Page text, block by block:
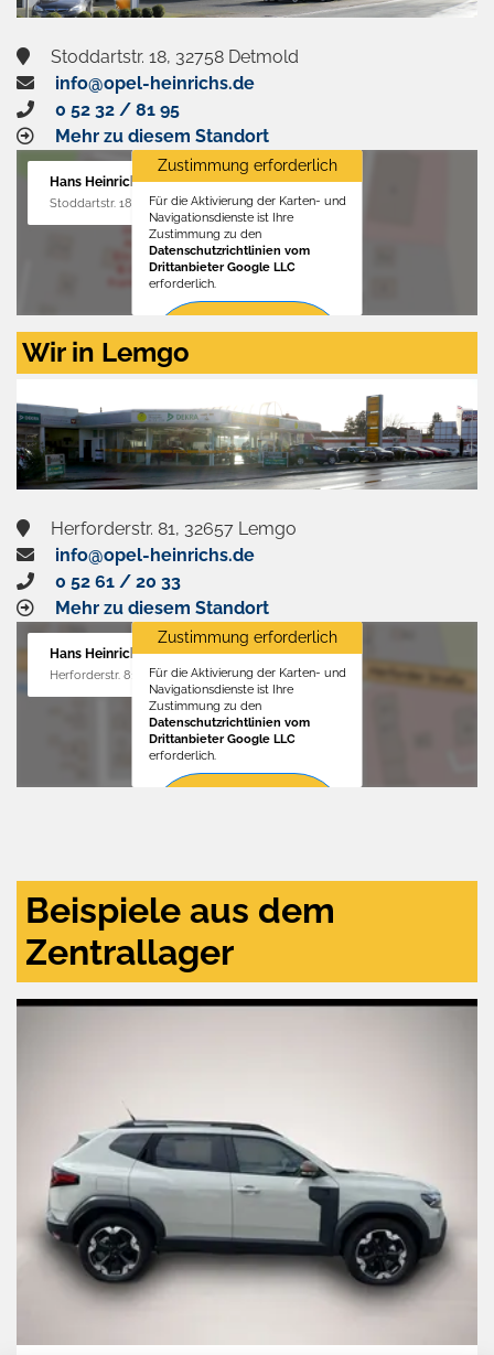
Stoddartstr. 18, 32758 Detmold
info@opel-heinrichs.de
0 52 32 / 81 95
Mehr zu diesem Standort
Hans Heinrichs GmbH
Stoddartstr. 18, 32758 Detmold
Zustimmung erforderlich
Für die Aktivierung der Karten- und
Navigationsdienste ist Ihre
Zustimmung zu den
Datenschutzrichtlinien vom
Drittanbieter Google LLC
erforderlich.
Zustimmen
aktivieren
Wir in Lemgo
Herforderstr. 81, 32657 Lemgo
info@opel-heinrichs.de
0 52 61 / 20 33
Mehr zu diesem Standort
Hans Heinrichs GmbH
Herforderstr. 81, 32657 Lemgo
Zustimmung erforderlich
Für die Aktivierung der Karten- und
Navigationsdienste ist Ihre
Zustimmung zu den
Datenschutzrichtlinien vom
Drittanbieter Google LLC
erforderlich.
Beispiele aus dem
Zentrallager